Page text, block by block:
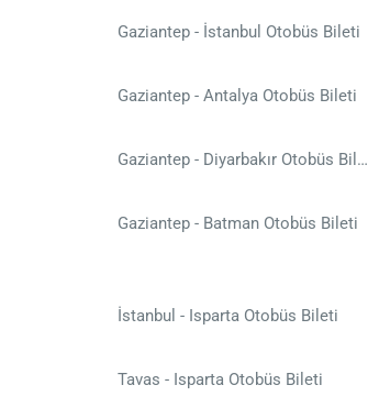
Gaziantep - İstanbul Otobüs Bileti
Gaziantep - Antalya Otobüs Bileti
Gaziantep - Diyarbakır Otobüs Bileti
Gaziantep - Batman Otobüs Bileti
İstanbul - Isparta Otobüs Bileti
Tavas - Isparta Otobüs Bileti